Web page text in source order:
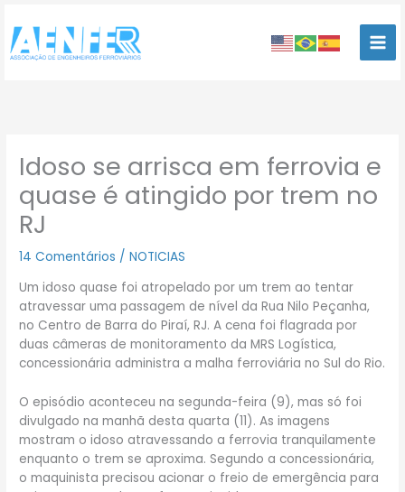
para
conteúdo
Idoso se arrisca em ferrovia e
quase é atingido por trem no
RJ
14 Comentários /NOTICIAS
Um idoso quase foi atropelado por um trem ao tentar
atravessar uma passagem de nível da Rua Nilo Peçanha,
no Centro de Barra do Piraí, RJ. A cena foi flagrada por
duas câmeras de monitoramento da MRS Logística,
concessionária administra a malha ferroviária no Sul do Rio.
O episódio aconteceu na segunda-feira (9), mas só foi
divulgado na manhã desta quarta (11). As imagens
mostram o idoso atravessando a ferrovia tranquilamente
enquanto o trem se aproxima. Segundo a concessionária,
o maquinista precisou acionar o freio de emergência para